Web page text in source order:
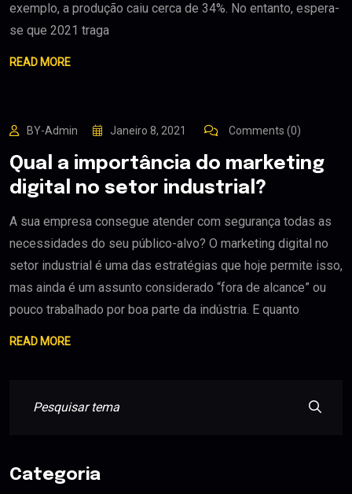
exemplo, a produção caiu cerca de 34%. No entanto, espera-
se que 2021 traga
READ MORE
BY-Admin Janeiro 8, 2021 Comments (0)
Qual a importância do marketing
digital no setor industrial?
A sua empresa consegue atender com segurança todas as
necessidades do seu público-alvo? O marketing digital no
setor industrial é uma das estratégias que hoje permite isso,
mas ainda é um assunto considerado “fora de alcance” ou
pouco trabalhado por boa parte da indústria. E quanto
READ MORE
Categoria